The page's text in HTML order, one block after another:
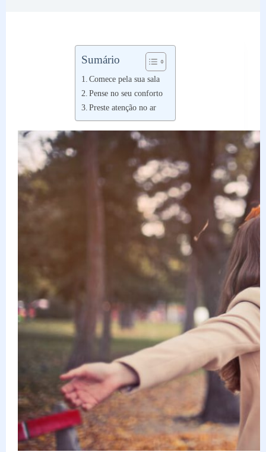
Sumário
Comece pela sua sala
Pense no seu conforto
Preste atenção no ar